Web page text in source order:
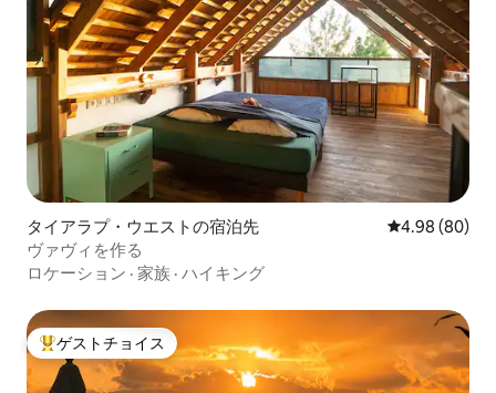
タイアラプ・ウエストの宿泊先 レビュー80件
4.98 (80)
ヴァヴィを作る
ロケーション · 家族 · ハイキング
大好評のゲストチョイスです。
ゲストチョイス